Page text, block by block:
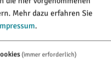
Mehr dazu erfahren Sie
.
(immer erforderlich)